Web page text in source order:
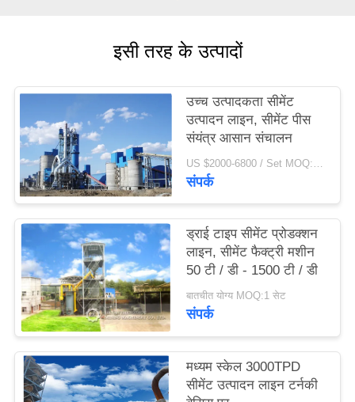
एक
का
अनुरोध
करें
साइटमैप
गोपनीयता
नीति
इसी तरह के उत्पादों
उच्च उत्पादकता सीमेंट
उत्पादन लाइन, सीमेंट पीस
संयंत्र आसान संचालन
US $2000-6800 / Set MOQ:1 सेट
संपर्क
ड्राई टाइप सीमेंट प्रोडक्शन
लाइन, सीमेंट फैक्ट्री मशीन
50 टी / डी - 1500 टी / डी
बातचीत योग्य MOQ:1 सेट
संपर्क
मध्यम स्केल 3000TPD
सीमेंट उत्पादन लाइन टर्नकी